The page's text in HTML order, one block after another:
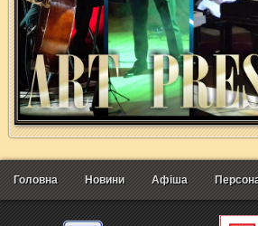
Головна Новини Афіша